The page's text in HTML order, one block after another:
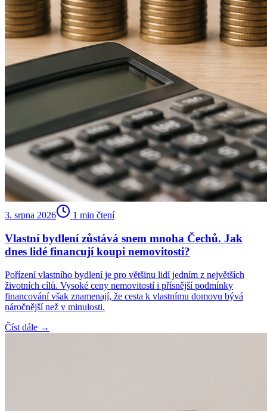
3. srpna 2026 1 min čtení
Vlastní bydlení zůstává snem mnoha Čechů. Jak
dnes lidé financují koupi nemovitosti?
Pořízení vlastního bydlení je pro většinu lidí jedním z největších
životních cílů. Vysoké ceny nemovitostí i přísnější podmínky
financování však znamenají, že cesta k vlastnímu domovu bývá
náročnější než v minulosti.
Číst dále →